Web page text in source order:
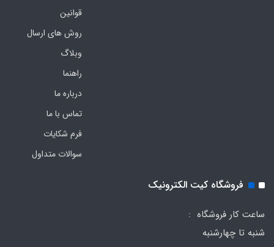
قوانین
روش های ارسال
وبلاگ
راهنما
درباره ما
تماس با ما
فرم‌ شکایات
سوالات متداول
فروشگاه کیت الکترونیک
ساعت کار فروشگاه :
شنبه تا چهارشنبه